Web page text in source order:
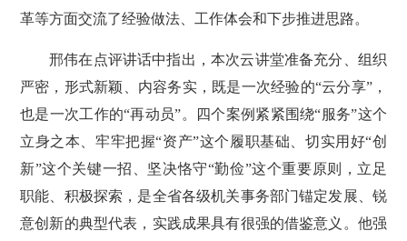
革等方面交流了经验做法、工作体会和下步推进思路。
邢伟在点评讲话中指出，本次云讲堂准备充分、组织
严密，形式新颖、内容务实，既是一次经验的“云分享”，
也是一次工作的“再动员”。四个案例紧紧围绕“服务”这个
立身之本、牢牢把握“资产”这个履职基础、切实用好“创
新”这个关键一招、坚决恪守“勤俭”这个重要原则，立足
职能、积极探索，是全省各级机关事务部门锚定发展、锐
意创新的典型代表，实践成果具有很强的借鉴意义。他强